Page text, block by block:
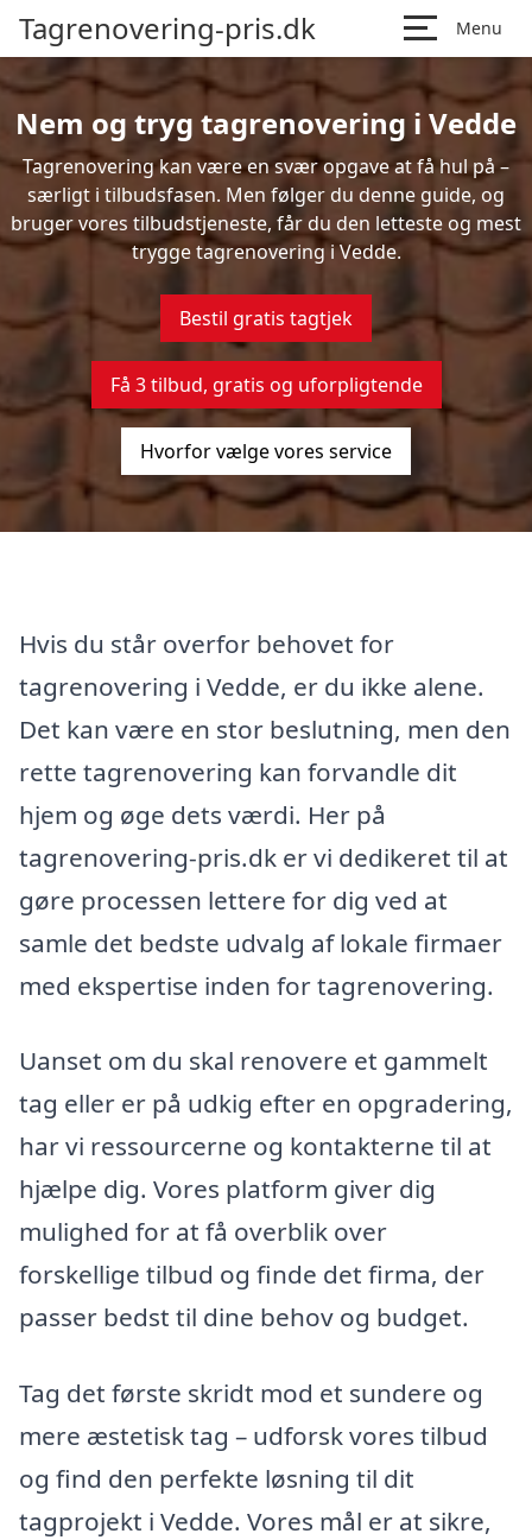
Tagrenovering-pris.dk Menu
Nem og tryg tagrenovering i Vedde
Tagrenovering kan være en svær opgave at få hul på –
særligt i tilbudsfasen. Men følger du denne guide, og
bruger vores tilbudstjeneste, får du den letteste og mest
trygge tagrenovering i Vedde.
Bestil gratis tagtjek
Få 3 tilbud, gratis og uforpligtende
Hvorfor vælge vores service
Hvis du står overfor behovet for
tagrenovering i Vedde, er du ikke alene.
Det kan være en stor beslutning, men den
rette tagrenovering kan forvandle dit
hjem og øge dets værdi. Her på
tagrenovering-pris.dk er vi dedikeret til at
gøre processen lettere for dig ved at
samle det bedste udvalg af lokale firmaer
med ekspertise inden for tagrenovering.
Uanset om du skal renovere et gammelt
tag eller er på udkig efter en opgradering,
har vi ressourcerne og kontakterne til at
hjælpe dig. Vores platform giver dig
mulighed for at få overblik over
forskellige tilbud og finde det firma, der
passer bedst til dine behov og budget.
Tag det første skridt mod et sundere og
mere æstetisk tag – udforsk vores tilbud
og find den perfekte løsning til dit
tagprojekt i Vedde. Vores mål er at sikre,